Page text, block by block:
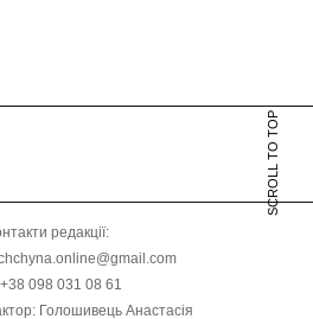
SCROLL TO TOP
редакції:
098 031 08 61
Голошивець Анастасія